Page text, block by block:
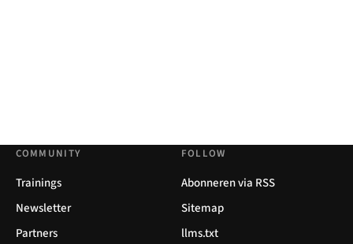
COMMUNITY
Trainings
Newsletter
Partners
FOLLOW
Abonneren via RSS
Sitemap
llms.txt